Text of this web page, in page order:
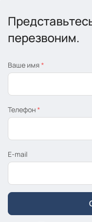
перезвоним.
Ваше имя *
Телефон*
E-mail